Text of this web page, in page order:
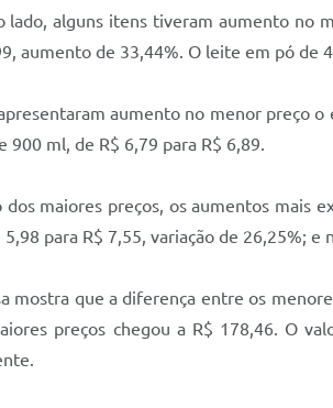
alguns itens tiveram aumento no
aumento de 33,44%. O leite em pó de
aumento no menor preço o
900 ml, de R$ 6,79 para R$ 6,89.
preços, os aumentos mais
para R$ 7,55, variação de 26,25%;
que a diferença entre os menores
preços chegou a R$ 178,46. O